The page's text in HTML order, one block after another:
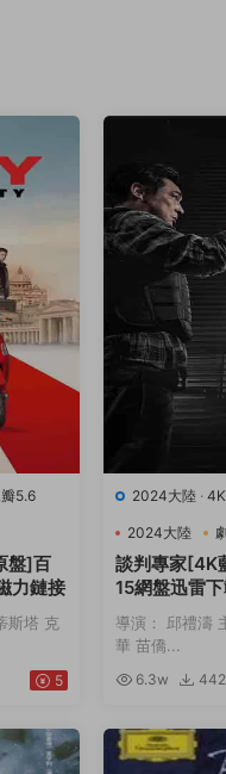
5.6
盤]百
力鏈接
斯塔 克
5
2024大陸 ·
2024大陸
談判專家[4K
15網盤迅雷
導演： 邱禮濤
華 苗僑...
6.3w